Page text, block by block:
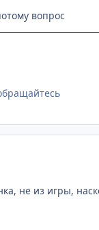
вопрос
не из игры,